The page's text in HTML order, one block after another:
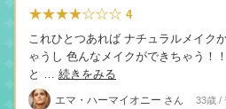
★★★★☆☆☆ 4
これひとつあれば ナチュラルメイク
ゃうし 色んなメイクができちゃう！
と … 続きをみる
エマ・ハーマイオニー さん 33歳 /